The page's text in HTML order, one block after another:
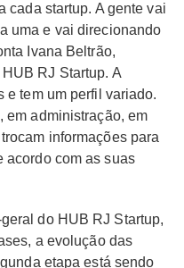
cada startup. A gente vai
uma e vai direcionando
Ivana Beltrão,
RJ Startup. A
e tem um perfil variado.
em administração, em
informações para
acordo com as suas
do HUB RJ Startup,
a evolução das
etapa está sendo